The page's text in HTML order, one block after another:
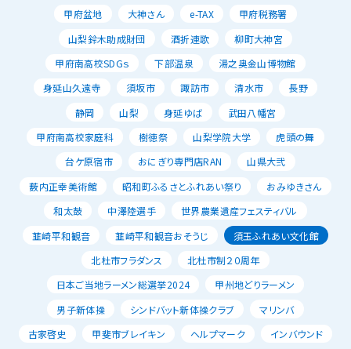
甲府盆地
大神さん e-TAX
甲府税務署
山梨鈴木助成財団
酒折連歌
柳町大神宮
甲府南高校SDGｓ
下部温泉
湯之奥金山博物館
身延山久遠寺
須坂市 諏訪市 清水市
長野
静岡
山梨 身延ゆば
武田八幡宮
甲府南高校家庭科
樹徳祭 山梨学院大学
虎頭の舞
台ケ原宿市
おにぎり専門店RAN
山県大弐
薮内正幸美術館
昭和町ふるさとふれあい祭り
おみゆきさん
和太鼓
中澤陸選手
世界農業遺産フェスティバル
韮崎平和観音
韮崎平和観音おそうじ
須玉ふれあい文化館
北杜市フラダンス
北杜市制２０周年
日本ご当地ラーメン総選挙2024
甲州地どりラーメン
男子新体操
シンドバット新体操クラブ
マリンバ
古家啓史
甲斐市ブレイキン ヘルプマーク
インバウンド